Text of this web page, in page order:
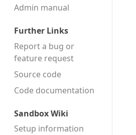
Admin manual
Further Links
Report a bug or
feature request
Source code
Code docu­mentation
Sandbox Wiki
Setup information